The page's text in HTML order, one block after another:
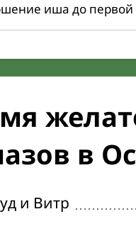
иша до первой
в
и Витр